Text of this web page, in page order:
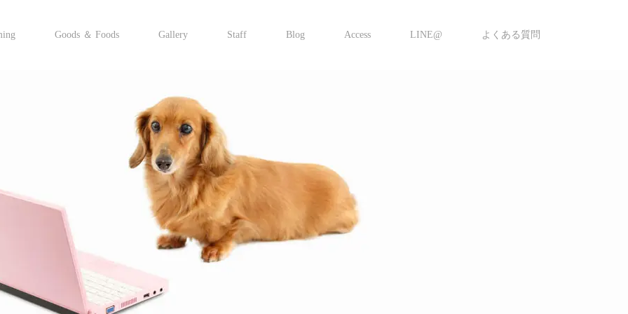
Goods ＆ Foods Gallery Staff Blog Access LINE@ よくある質問